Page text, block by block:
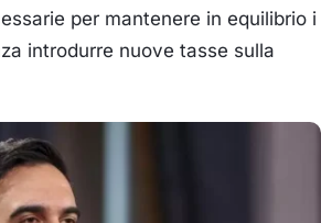
per mantenere in equilibrio i
introdurre nuove tasse sulla